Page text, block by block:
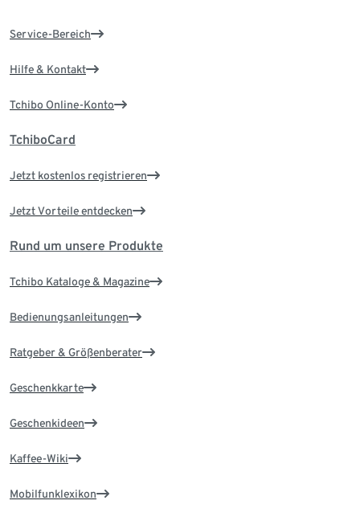
Service-Bereich
Hilfe & Kontakt
Tchibo Online-Konto
TchiboCard
Jetzt kostenlos registrieren
Jetzt Vorteile entdecken
Rund um unsere Produkte
Tchibo Kataloge & Magazine
Bedienungsanleitungen
Ratgeber & Größenberater
Geschenkkarte
Geschenkideen
Kaffee-Wiki
Mobilfunklexikon